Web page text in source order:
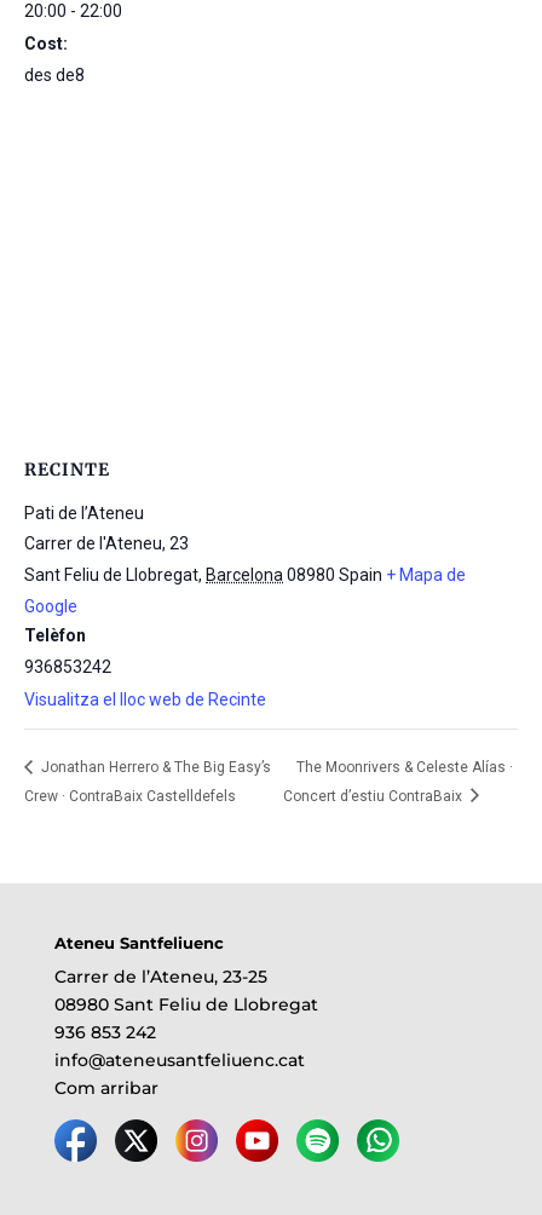
20:00 - 22:00
Cost:
des de8
RECINTE
Pati de l’Ateneu
Carrer de l'Ateneu, 23
Sant Feliu de Llobregat, Barcelona 08980 Spain + Mapa de
Google
Telèfon
936853242
Visualitza el lloc web de Recinte
Jonathan Herrero & The Big Easy’s
Crew · ContraBaix Castelldefels
The Moonrivers & Celeste Alías ·
Concert d’estiu ContraBaix
Ateneu Santfeliuenc
Carrer de l’Ateneu, 23-25
08980 Sant Feliu de Llobregat
936 853 242
info@ateneusantfeliuenc.cat
Com arribar